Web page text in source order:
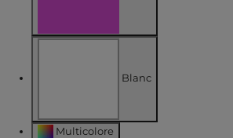
Affiner par COULEUR : Violet
Blanc
Affiner par COULEUR : Blanc
Multicolore